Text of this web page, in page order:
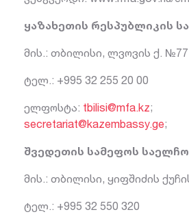
ყაზახეთის რესპუბლიკის
მის.: თბილისი, ლვოვის ქ. №77
ტელ.: +995 32 255 20 00
ელფოსტა: tbilisi@mfa.kz;
secretariat@kazembassy.ge;
შვედეთის სამეფოს საელჩო
მის.: თბილისი, ყიფშიძის
ტელ.: +995 32 550 320